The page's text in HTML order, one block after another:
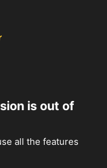
is out of
all the features